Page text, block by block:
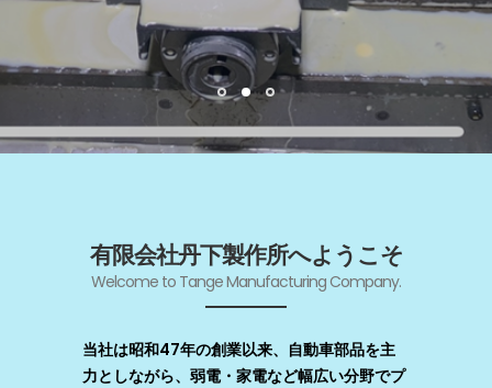
有限会社丹下製作所へようこそ
Welcome to Tange Manufacturing Company.
当社は昭和47年の創業以来、自動車部品を主
力としながら、弱電・家電など幅広い分野でプ